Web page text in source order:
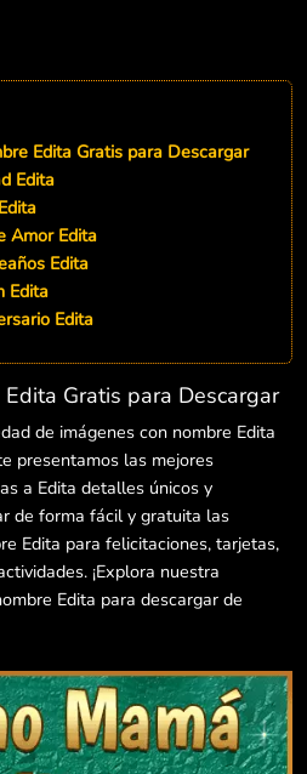
Edita Gratis para Descargar
Edita
Amor Edita
Edita
Edita
Edita
Gratis para Descargar
de imágenes con nombre Edita
presentamos las mejores
a Edita detalles únicos y
de forma fácil y gratuita las
Edita para felicitaciones, tarjetas,
¡Explora nuestra
Edita para descargar de